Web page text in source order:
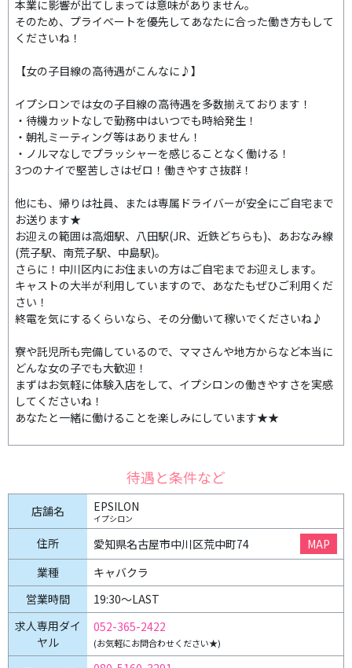
本業に影響が出てしまっては意味がありません。
そのため、プライベートを優先してあなたに合った働き方もして
くださいね！
【女の子目線の高待遇がこんなに♪】
イプシロンでは女の子目線の高待遇を多数揃えております！
・待機カットなしで勤務中はいつでも時給発生！
・朝礼ミーティング等はありません！
・ノルマなしでプラッシャーを感じることなく働ける！
3つのナイで堅苦しさはゼロ！働きやすさ抜群！
他にも、帰りは社員、または専属ドライバーが安全にご自宅まで
お送ります★
お迎えの範囲は高畑駅、八田駅(JR、近鉄どちらも)、あおなみ線
(荒子駅、南荒子駅、中島駅)。
さらに！中川区内にお住まいの方はご自宅までお迎えします。
キャストの大半が利用していますので、あなたもぜひご利用くだ
さい！
終電を気にするくらいなら、その分働いて稼いでくださいね♪
寮や託児所も完備しているので、ママさんや地方からなど本当に
どんな女の子でも大歓迎！
まずはお気軽に体験入店をして、イプシロンの働きやすさを実感
してくださいね！
あなたと一緒に働けることを楽しみにしています★★
待遇と条件など
店舗名 EPSILON
イプシロン
住所 愛知県名古屋市中川区荒中町74
MAP
業種
キャバクラ
営業時間
19:30〜LAST
求人専用ダイ
ヤル
052-365-2422
(お気軽にお問合わせください★)